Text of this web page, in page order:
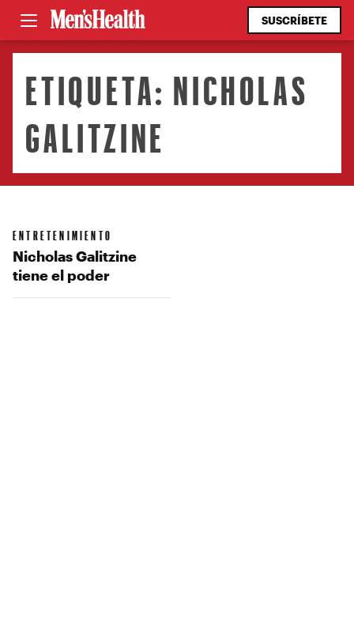
SUSCRÍBETE
ETIQUETA: NICHOLAS
GALITZINE
ENTRETENIMIENTO
Nicholas Galitzine
tiene el poder